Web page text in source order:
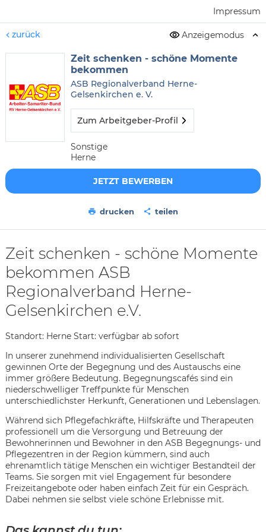
Impressum
zurück Anzeigemodus
Zeit schenken - schöne Momente
bekommen
ASB Regionalverband Herne-
Gelsenkirchen e. V.
Zum Arbeitgeber-Profil
Sonstige
Herne
JETZT BEWERBEN
drucken teilen
Zeit schenken - schöne Momente
bekommen ASB
Regionalverband Herne-
Gelsenkirchen e.V.
Standort: Herne Start: verfügbar ab sofort
In unserer zunehmend individualisierten Gesellschaft
gewinnen Orte der Begegnung und des Austauschs eine
immer größere Bedeutung. Begegnungscafés sind ein
niederschwelliger Treffpunkte für Menschen
unterschiedlichster Herkunft, Generationen und Lebenslagen.
Während sich Pflegefachkräfte, Hilfskräfte und Therapeuten
professionell um die Versorgung und Betreuung der
Bewohnerinnen und Bewohner in den ASB Begegnungs- und
Pflegezentren in der Region kümmern, sind auch
ehrenamtlich tätige Menschen ein wichtiger Bestandteil der
Teams. Sie sorgen mit viel Engagement für besondere
Freizeitangebote oder haben einfach Zeit für ein Gespräch.
Dabei nehmen sie selbst viele schöne Erlebnisse mit.
Karte anzeigen